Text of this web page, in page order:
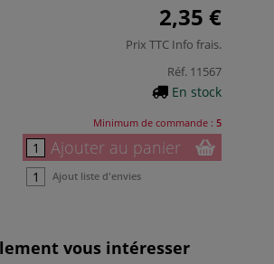
2,35 €
Prix TTC Info frais.
Réf. 11567
En stock
Minimum de commande : 5
Ajouter au panier
Ajout liste d'envies
vous intéresser